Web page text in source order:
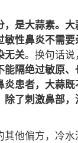
，是大蒜素。
敏性鼻炎不需
无关。换句话说
能隔绝过敏原
炎患者，大蒜
除了刺激鼻部
其他偏方，冷